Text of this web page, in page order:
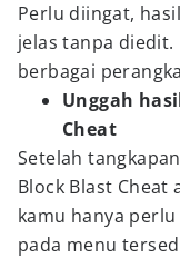
Perlu diingat, hasil
jelas tanpa diedit.
berbagai
Unggah
Cheat
Setelah
Block Blast Cheat
kamu hanya
pada menu